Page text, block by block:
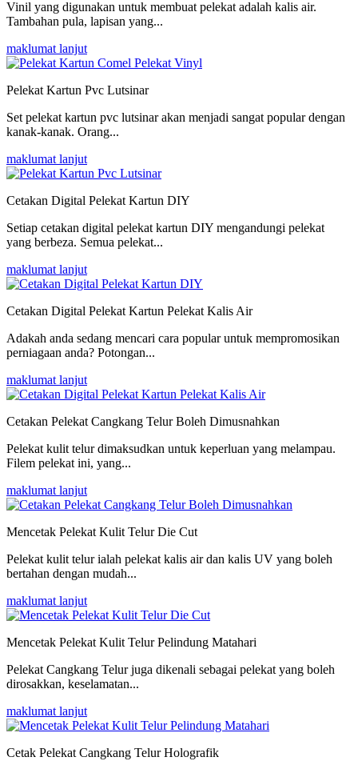
Vinil yang digunakan untuk membuat pelekat adalah kalis air.
Tambahan pula, lapisan yang...
maklumat lanjut
Pelekat Kartun Pvc Lutsinar
Set pelekat kartun pvc lutsinar akan menjadi sangat popular dengan
kanak-kanak. Orang...
maklumat lanjut
Cetakan Digital Pelekat Kartun DIY
Setiap cetakan digital pelekat kartun DIY mengandungi pelekat
yang berbeza. Semua pelekat...
maklumat lanjut
Cetakan Digital Pelekat Kartun Pelekat Kalis Air
Adakah anda sedang mencari cara popular untuk mempromosikan
perniagaan anda? Potongan...
maklumat lanjut
Cetakan Pelekat Cangkang Telur Boleh Dimusnahkan
Pelekat kulit telur dimaksudkan untuk keperluan yang melampau.
Filem pelekat ini, yang...
maklumat lanjut
Mencetak Pelekat Kulit Telur Die Cut
Pelekat kulit telur ialah pelekat kalis air dan kalis UV yang boleh
bertahan dengan mudah...
maklumat lanjut
Mencetak Pelekat Kulit Telur Pelindung Matahari
Pelekat Cangkang Telur juga dikenali sebagai pelekat yang boleh
dirosakkan, keselamatan...
maklumat lanjut
Cetak Pelekat Cangkang Telur Holografik